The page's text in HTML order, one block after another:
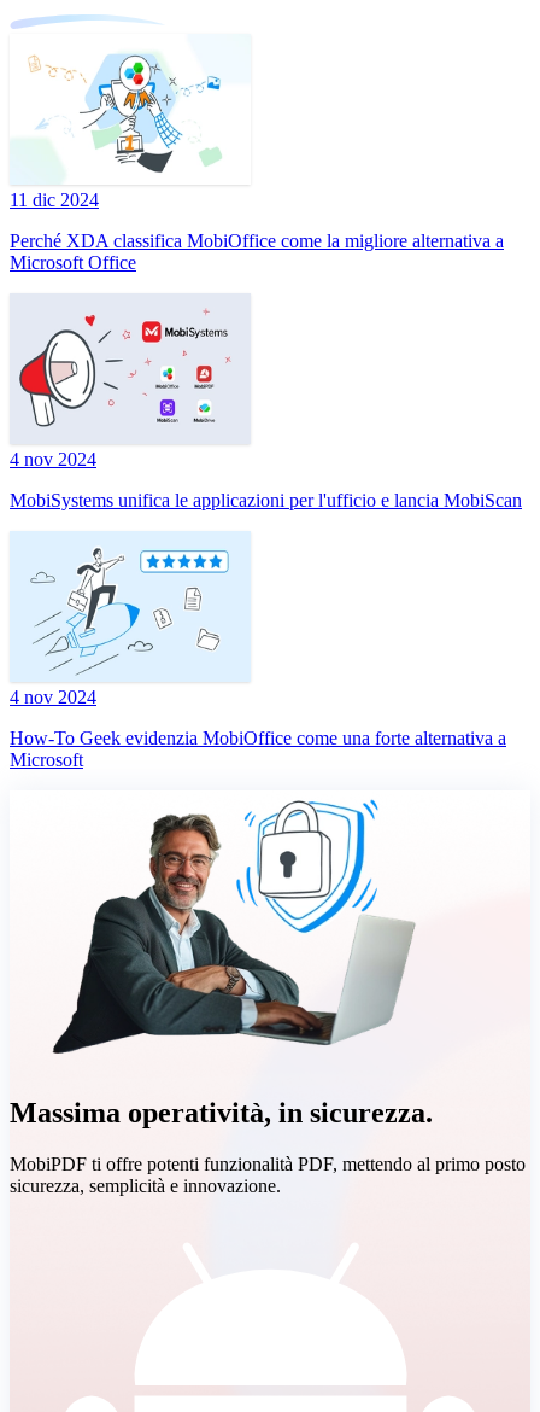
11 dic 2024
Perché XDA classifica MobiOffice come la migliore alternativa a
Microsoft Office
4 nov 2024
MobiSystems unifica le applicazioni per l'ufficio e lancia MobiScan
4 nov 2024
How-To Geek evidenzia MobiOffice come una forte alternativa a
Microsoft
Massima operatività, in sicurezza.
MobiPDF ti offre potenti funzionalità PDF, mettendo al primo posto
sicurezza, semplicità e innovazione.